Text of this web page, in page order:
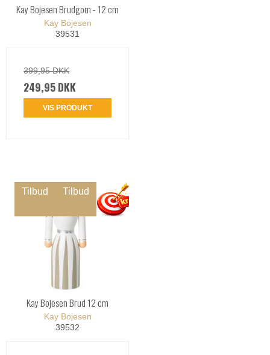
Kay Bojesen Brudgom - 12 cm
Kay Bojesen
39531
399,95 DKK
249,95 DKK
VIS PRODUKT
Tilbud Tilbud
Kay Bojesen Brud 12 cm
Kay Bojesen
39532